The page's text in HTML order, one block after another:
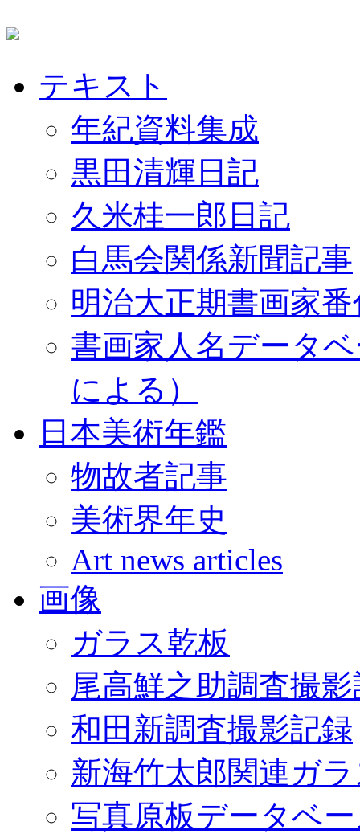
テキスト
年紀資料集成
黒田清輝日記
久米桂一郎日記
白馬会関係新聞記事
明治大正期書画家
書画家人名データ
による）
日本美術年鑑
物故者記事
美術界年史
Art news articles
画像
ガラス乾板
尾高鮮之助調査撮
和田新調査撮影記録
新海竹太郎関連ガ
写真原板データベ